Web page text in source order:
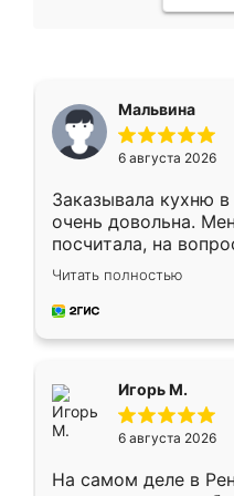
Мальвина
6 августа 2026
Заказывала кухню в
очень довольна.
посчитала, на
Замерщик приехал
делу со всей
за день, ребята
Читать полностью
Игорь М.
6 августа 2026
На самом деле в